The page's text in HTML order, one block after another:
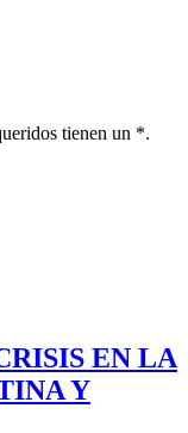
tienen un *.
EN LA
Y